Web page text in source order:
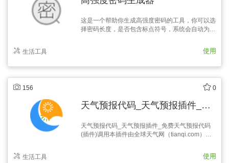
这是一个帮助你生成高强度密码的工具，你可以选
择密码长度，是否包含标点符号，系统会自动为你
生活工具
使用
156 0
天气预报代码_天气预报插件_免费天气预报代码(插件)调用
天气预报代码_天气预报插件_免费天气预报代码
(插件)调用本插件由全球天气网（tianqi.com）天
1、中国全部市县区及全球2500多个主要城市实时
和5天预报天气；2、自动识别访问者ip所在城市判
生活工具 使用